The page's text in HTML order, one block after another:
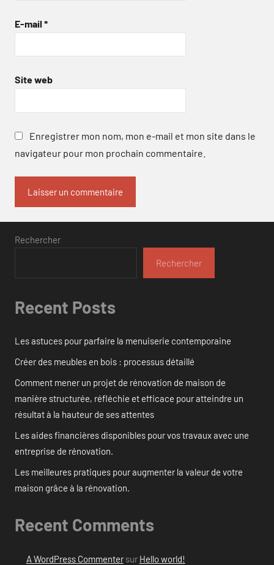
E-mail *
Site web
Enregistrer mon nom, mon e-mail et mon site dans le
navigateur pour mon prochain commentaire.
Rechercher
Rechercher
Recent Posts
Les astuces pour parfaire la menuiserie contemporaine
Créer des meubles en bois : processus détaillé
Comment mener un projet de rénovation de maison de
manière structurée, réfléchie et efficace pour atteindre un
résultat à la hauteur de ses attentes
Les aides financières disponibles pour vos travaux avec une
entreprise de rénovation.
Les meilleures pratiques pour augmenter la valeur de votre
maison grâce à la rénovation.
Recent Comments
A WordPress Commentersur Hello world!